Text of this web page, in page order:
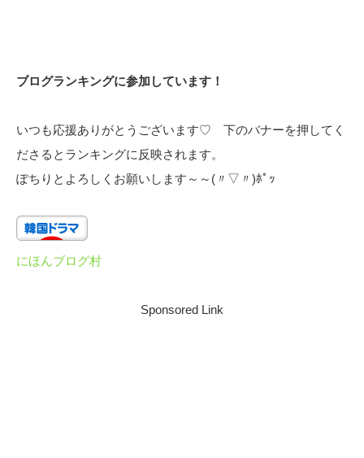
ブログランキングに参加しています！
いつも応援ありがとうございます♡ 下のバナーを押してく
ださるとランキングに反映されます。
ぽちりとよろしくお願いします～～(〃▽〃)ﾎﾟｯ
にほんブログ村
Sponsored Link